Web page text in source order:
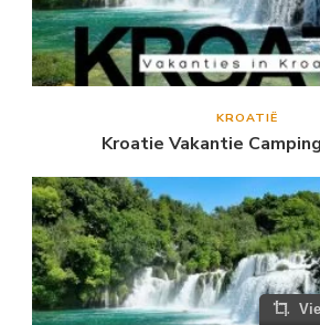
KROATIË
Kroatie Vakantie